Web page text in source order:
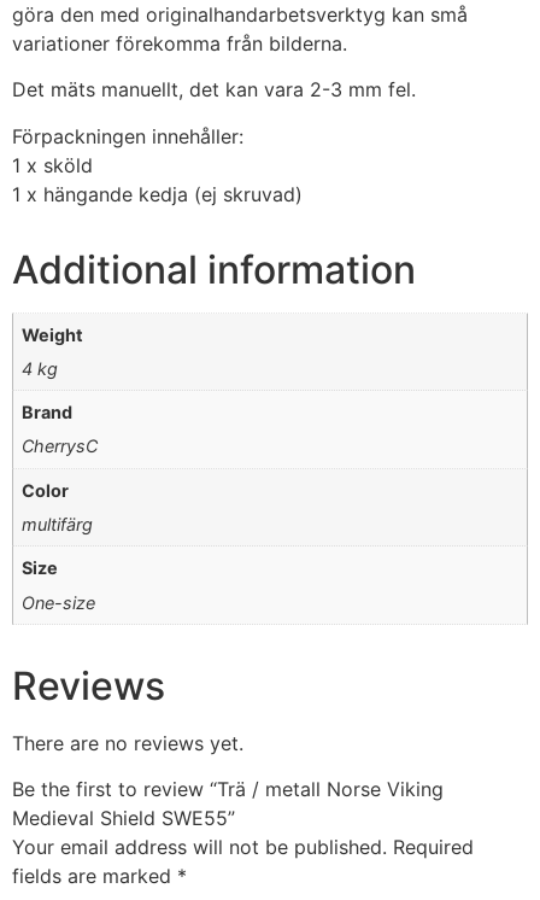
göra den med originalhandarbetsverktyg kan små
variationer förekomma från bilderna.
Det mäts manuellt, det kan vara 2-3 mm fel.
Förpackningen innehåller:
1 x sköld
1 x hängande kedja (ej skruvad)
Additional information
Weight
4 kg
Brand
CherrysC
Color
multifärg
Size
One-size
Reviews
There are no reviews yet.
Be the first to review “Trä / metall Norse Viking
Medieval Shield SWE55”
Your email address will not be published. Required
fields are marked *